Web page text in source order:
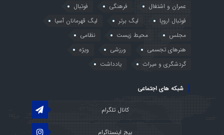
عمران و اشتغال
فرهنگی
فوتبال
فوتبال اروپا
لیگ برتر
لیگ قهرمانان آسیا
مجلس
محیط زیست
نظامی
هنرهای تجسمی
ورزشی
ویژه
گردشگری و میراث
یادداشت
شبکه های اجتماعی
کانال تلگرام
پیج اینستاگرام